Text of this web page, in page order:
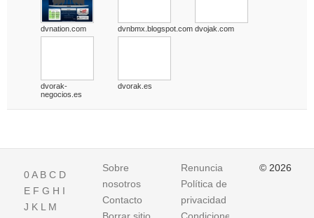
dvnation.com dvnbmx.blogspot.com dvojak.com
dvorak-
negocios.es
dvorak.es
0A B C D
E F G H I
J K L M
Sobre
nosotros
Contacto
Renuncia
Política de
privacidad
© 2026